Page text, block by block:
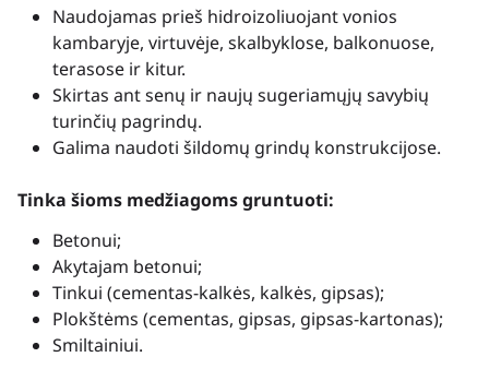
Naudojamas prieš hidroizoliuojant vonios
kambaryje, virtuvėje, skalbyklose, balkonuose,
terasose ir kitur.
Skirtas ant senų ir naujų sugeriamųjų savybių
turinčių pagrindų.
Galima naudoti šildomų grindų konstrukcijose.
Tinka šioms medžiagoms gruntuoti:
Betonui;
Akytajam betonui;
Tinkui (cementas-kalkės, kalkės, gipsas);
Plokštėms (cementas, gipsas, gipsas-kartonas);
Smiltainiui.